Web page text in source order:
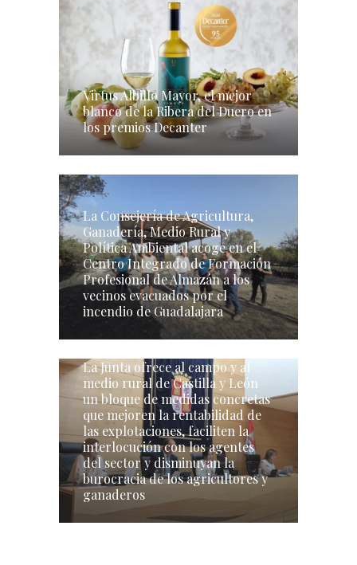
Virtus Albillo Mayor, el mejor
blanco de la Ribera del Duero en
los premios Decanter
La Consejería de Agricultura,
Ganadería, Medio Rural y
Política Ambiental acoge en el
Centro Integrado de Formación
Profesional de Almazán a los
vecinos evacuados por el
incendio de Guadalajara
La Junta ofrece al campo y al
medio rural de Castilla y León
un bloque de medidas concretas
que mejoren la rentabilidad de
las explotaciones, faciliten la
interlocución con los agentes
del sector y disminuyan la
burocracia de los agricultores y
ganaderos